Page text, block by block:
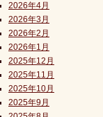
2026年4月
2026年3月
2026年2月
2026年1月
2025年12月
2025年11月
2025年10月
2025年9月